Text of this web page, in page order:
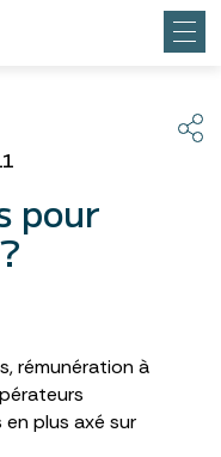
pour
rémunération à
plus axé sur